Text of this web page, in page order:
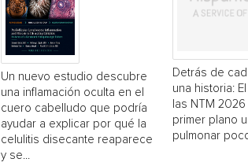
Un nuevo estudio descubre
una inflamación oculta en el
cuero cabelludo que podría
ayudar a explicar por qué la
celulitis disecante reaparece
y se...
Detrás de
una historia:
las NTM
primer plano
pulmonar